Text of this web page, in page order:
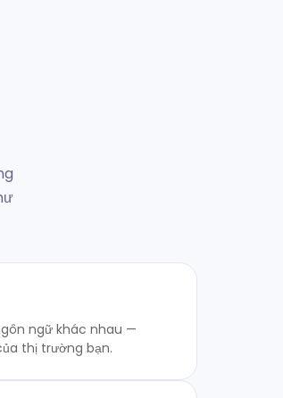
ngữ khác nhau —
thị trường bạn.